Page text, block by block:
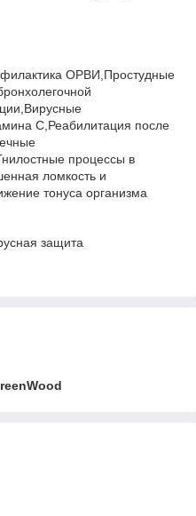
ОРВИ,Простудные
С,Реабилитация после
процессы в
ломкость и
тонуса организма
защита